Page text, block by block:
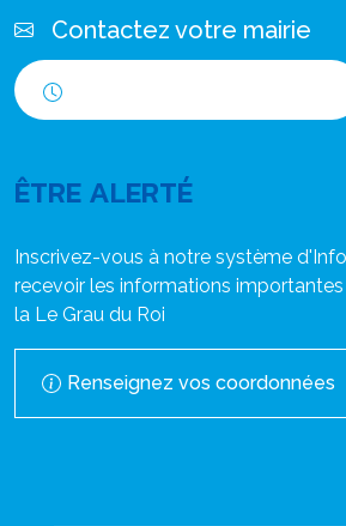
Contactez votre mairie
ÊTRE ALERTÉ
Inscrivez-vous à notre système
recevoir les informations
la Le Grau du Roi
Renseignez vos coordonnées